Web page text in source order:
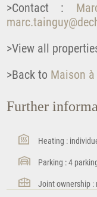
>Contact :
>View all
>Back to Maison
Further
Heating :
Parking : 4
Joint ownership :